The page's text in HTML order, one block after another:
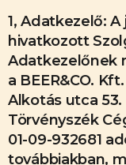
1, Adatkezelő:
hivatkozott
Adatkezelőnek
a BEER&CO.
Alkotás utca
Törvényszék
01-09-932681
továbbiakban,